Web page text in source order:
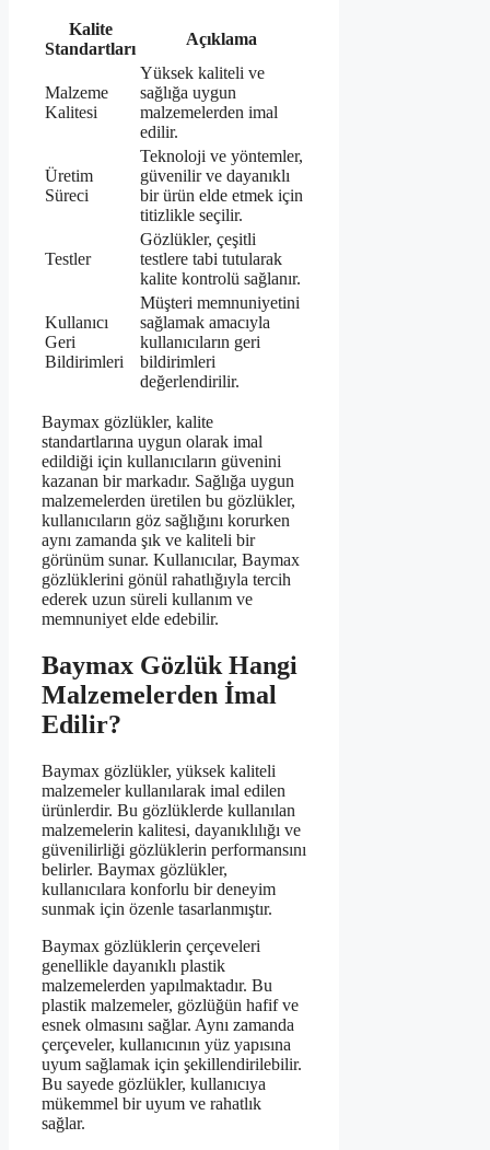
Kalite
Standartları
Açıklama
Malzeme
Kalitesi
Yüksek kaliteli ve
sağlığa uygun
malzemelerden imal
edilir.
Üretim
Süreci
Teknoloji ve yöntemler,
güvenilir ve dayanıklı
bir ürün elde etmek için
titizlikle seçilir.
Testler
Gözlükler, çeşitli
testlere tabi tutularak
kalite kontrolü sağlanır.
Kullanıcı
Geri
Bildirimleri
Müşteri memnuniyetini
sağlamak amacıyla
kullanıcıların geri
bildirimleri
değerlendirilir.
Baymax gözlükler, kalite
standartlarına uygun olarak imal
edildiği için kullanıcıların güvenini
kazanan bir markadır. Sağlığa uygun
malzemelerden üretilen bu gözlükler,
kullanıcıların göz sağlığını korurken
aynı zamanda şık ve kaliteli bir
görünüm sunar. Kullanıcılar, Baymax
gözlüklerini gönül rahatlığıyla tercih
ederek uzun süreli kullanım ve
memnuniyet elde edebilir.
Baymax Gözlük Hangi
Malzemelerden İmal
Edilir?
Baymax gözlükler, yüksek kaliteli
malzemeler kullanılarak imal edilen
ürünlerdir. Bu gözlüklerde kullanılan
malzemelerin kalitesi, dayanıklılığı ve
güvenilirliği gözlüklerin performansını
belirler. Baymax gözlükler,
kullanıcılara konforlu bir deneyim
sunmak için özenle tasarlanmıştır.
Baymax gözlüklerin çerçeveleri
genellikle dayanıklı plastik
malzemelerden yapılmaktadır. Bu
plastik malzemeler, gözlüğün hafif ve
esnek olmasını sağlar. Aynı zamanda
çerçeveler, kullanıcının yüz yapısına
uyum sağlamak için şekillendirilebilir.
Bu sayede gözlükler, kullanıcıya
mükemmel bir uyum ve rahatlık
sağlar.